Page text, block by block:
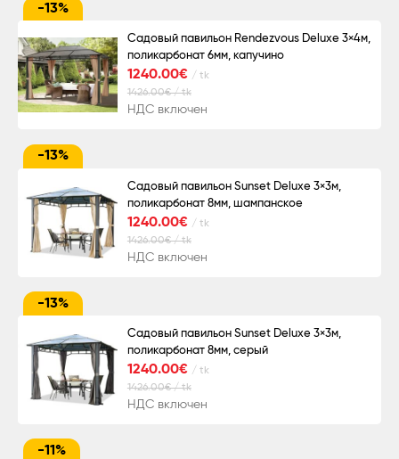
-13%
Садовый павильон Rendezvous Deluxe 3×4м,
поликарбонат 6мм, капучино
1240.00€ / tk
1426.00€ / tk
НДС включен
-13%
Садовый павильон Sunset Deluxe 3×3м,
поликарбонат 8мм, шампанское
1240.00€ / tk
1426.00€ / tk
НДС включен
-13%
Садовый павильон Sunset Deluxe 3×3м,
поликарбонат 8мм, серый
1240.00€ / tk
1426.00€ / tk
НДС включен
-11%